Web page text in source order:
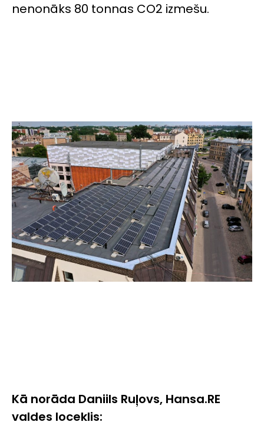
nenonāks 80 tonnas CO2 izmešu.
Kā norāda Daniils Ruļovs, Hansa.RE
valdes loceklis: